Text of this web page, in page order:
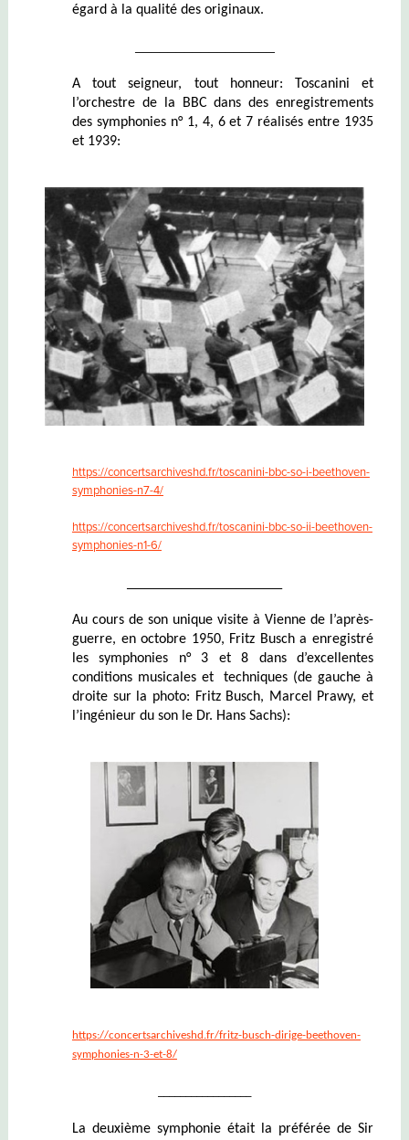
égard à la qualité des originaux.
A tout seigneur, tout honneur: Toscanini et
l’orchestre de la BBC dans des enregistrements
des symphonies n° 1, 4, 6 et 7 réalisés entre 1935
et 1939:
https://concertsarchiveshd.fr/toscanini-bbc-so-i-beethoven-
symphonies-n7-4/
https://concertsarchiveshd.fr/toscanini-bbc-so-ii-beethoven-
symphonies-n1-6/
Au cours de son unique visite à Vienne de l’après-
guerre, en octobre 1950, Fritz Busch a enregistré
les symphonies n° 3 et 8 dans d’excellentes
conditions musicales et techniques (de gauche à
droite sur la photo: Fritz Busch, Marcel Prawy, et
l’ingénieur du son le Dr. Hans Sachs):
https://concertsarchiveshd.fr/fritz-busch-dirige-beethoven-
symphonies-n-3-et-8/
La deuxième symphonie était la préférée de Sir